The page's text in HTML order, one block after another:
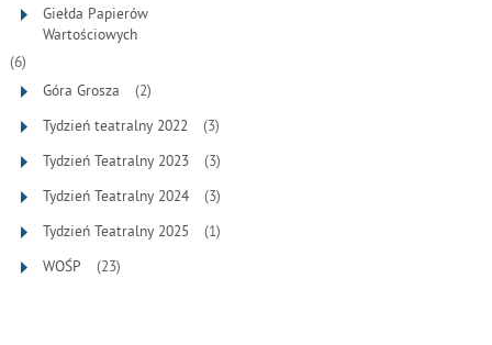
Giełda Papierów
Wartościowych
(6)
Góra Grosza
(2)
Tydzień teatralny 2022
(3)
Tydzień Teatralny 2023
(3)
Tydzień Teatralny 2024
(3)
Tydzień Teatralny 2025
(1)
WOŚP
(23)